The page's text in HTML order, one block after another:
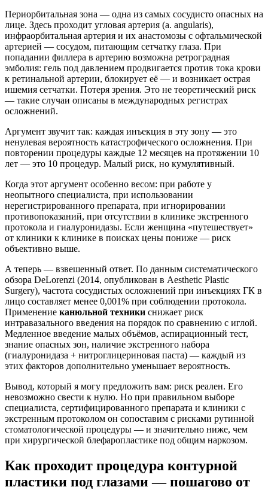
Периорбитальная зона — одна из самых сосудисто опасных на
лице. Здесь проходит угловая артерия (a. angularis),
инфраорбитальная артерия и их анастомозы с офтальмической
артерией — сосудом, питающим сетчатку глаза. При
попадании филлера в артерию возможна ретроградная
эмболия: гель под давлением продвигается против тока крови
к ретинальной артерии, блокирует её — и возникает острая
ишемия сетчатки. Потеря зрения. Это не теоретический риск
— такие случаи описаны в международных регистрах
осложнений.
Аргумент звучит так: каждая инъекция в эту зону — это
ненулевая вероятность катастрофического осложнения. При
повторении процедуры каждые 12 месяцев на протяжении 10
лет — это 10 процедур. Малый риск, но кумулятивный.
Когда этот аргумент особенно весом: при работе у
неопытного специалиста, при использовании
нерегистрированного препарата, при игнорировании
противопоказаний, при отсутствии в клинике экстренного
протокола и гиалуронидазы. Если женщина «путешествует»
от клиники к клинике в поисках цены пониже — риск
объективно выше.
А теперь — взвешенный ответ. По данным систематического
обзора DeLorenzi (2014, опубликован в Aesthetic Plastic
Surgery), частота сосудистых осложнений при инъекциях ГК в
лицо составляет менее 0,001% при соблюдении протокола.
Применение канюльной техники снижает риск
интравазального введения на порядок по сравнению с иглой.
Медленное введение малых объёмов, аспирационный тест,
знание опасных зон, наличие экстренного набора
(гиалуронидаза + нитроглицериновая паста) — каждый из
этих факторов дополнительно уменьшает вероятность.
Вывод, который я могу предложить вам: риск реален. Его
невозможно свести к нулю. Но при правильном выборе
специалиста, сертифицированного препарата и клиники с
экстренным протоколом он сопоставим с рисками рутинной
стоматологической процедуры — и значительно ниже, чем
при хирургической блефаропластике под общим наркозом.
Как проходит процедура контурной
пластики под глазами — пошагово от